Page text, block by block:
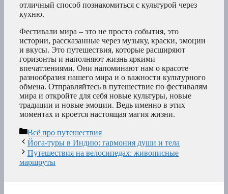
отличный способ познакомиться с культурой через
кухню.
Фестивали мира – это не просто события, это
истории, рассказанные через музыку, краски, эмоции
и вкусы. Это путешествия, которые расширяют
горизонты и наполняют жизнь яркими
впечатлениями. Они напоминают нам о красоте
разнообразия нашего мира и о важности культурного
обмена. Отправляйтесь в путешествие по фестивалям
мира и откройте для себя новые культуры, новые
традиции и новые эмоции. Ведь именно в этих
моментах и кроется настоящая магия жизни.
Рубрики
Всё про путешествия
Йога-туры в Индию: гармония души и тела
Путешествия на велосипедах: живописные
маршруты